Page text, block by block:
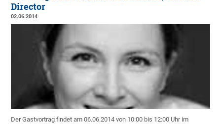
Director
02.06.2014
Der Gastvortrag findet am 06.06.2014 von 10:00 bis 12:00 Uhr im